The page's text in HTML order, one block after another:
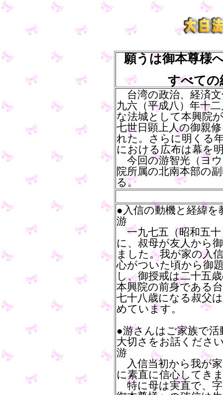
願うは御本尊様
すべての
台湾の政治、経済
九六（平成八）年十
な法城として本興院
七世日顕上人の御親
れた。さらに明くる
における広布は幕を
今回の游智光（ヨ
院所属の北南本部の
る。
●入信の動機と経緯
游
一九七五（昭和五
に、叔母が友人から
ました。我が家の入
心がついた頃から御
し、御授戒は二十五
本興院の前身である
七十八歳になる叔父
めています。
●游さんはご家族で
大切さをお話くださ
游
入信当初から我が
に素直に信心してき
特に母は実直で、